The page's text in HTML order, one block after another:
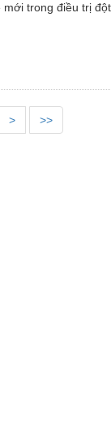
mới trong điều trị
> >>